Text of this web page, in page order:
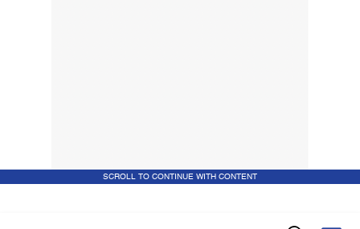
SCROLL TO CONTINUE WITH CONTENT